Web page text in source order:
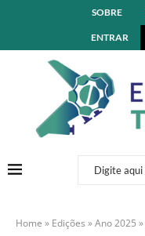
SOBRE
ENTRAR
Home » Edições »Ano 2025 »